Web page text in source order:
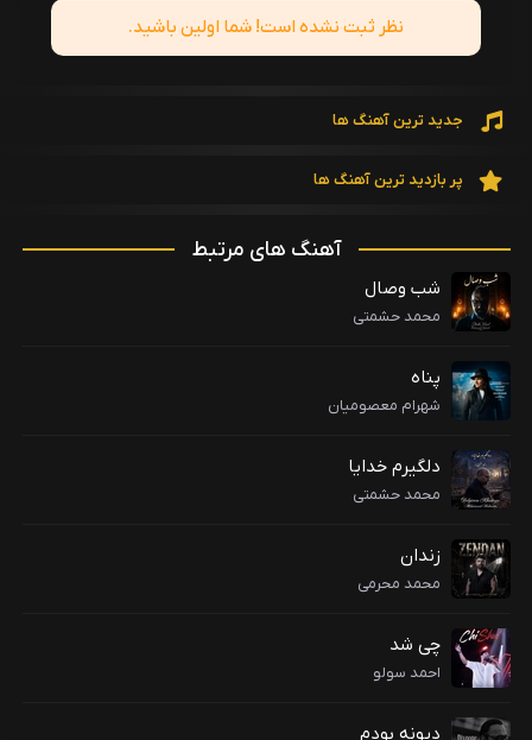
نظر ثبت نشده است! شما اولین باشید.
جدید ترین آهنگ ها
پر بازدید ترین آهنگ ها
آهنگ های مرتبط
شب وصال
محمد حشمتی
پناه
شهرام معصومیان
دلگیرم خدایا
محمد حشمتی
زندان
محمد محرمی
چی شد
احمد سولو
دیونه بودم